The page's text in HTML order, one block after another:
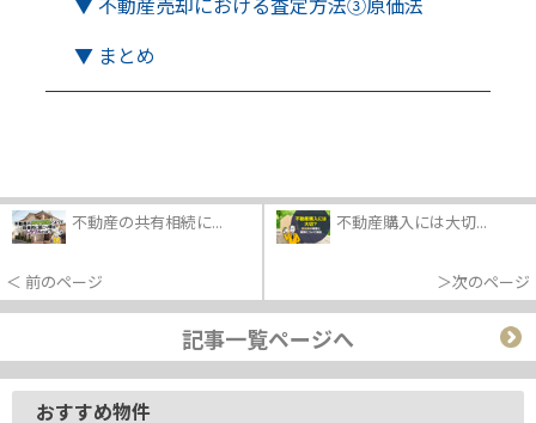
▼ まとめ
不動産の共有相続に...
＜ 前のページ
不動産購入には大切...
＞次のページ
記事一覧ページへ
おすすめ物件